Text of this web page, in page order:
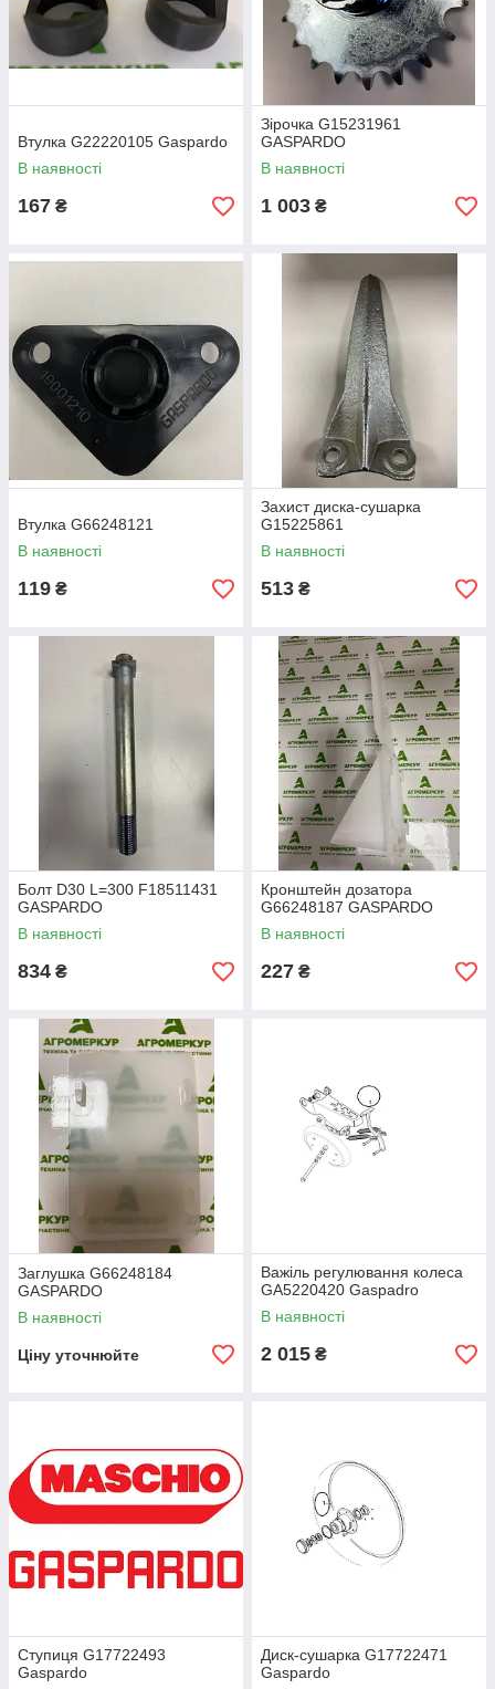
Втулка G22220105 Gaspardo
В наявності
167 ₴
Зірочка G15231961
GASPARDO
В наявності
1 003 ₴
Втулка G66248121
В наявності
119 ₴
Захист диска-сушарка
G15225861
В наявності
513 ₴
Болт D30 L=300 F18511431
GASPARDO
В наявності
834 ₴
Кронштейн дозатора
G66248187 GASPARDO
В наявності
227 ₴
Заглушка G66248184
GASPARDO
В наявності
Ціну уточнюйте
Важіль регулювання колеса
GA5220420 Gaspadro
В наявності
2 015 ₴
Ступиця G17722493
Gaspardo
Диск-сушарка G17722471
Gaspardo